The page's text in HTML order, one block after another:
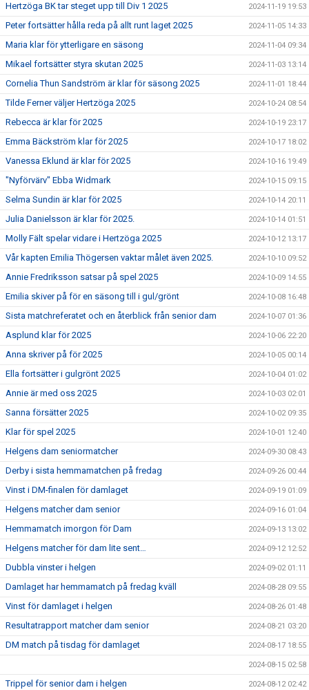
Hertzöga BK tar steget upp till Div 1 2025 2024-11-19 19:53
Peter fortsätter hålla reda på allt runt laget 2025 2024-11-05 14:33
Maria klar för ytterligare en säsong 2024-11-04 09:34
Mikael fortsätter styra skutan 2025 2024-11-03 13:14
Cornelia Thun Sandström är klar för säsong 2025 2024-11-01 18:44
Tilde Ferner väljer Hertzöga 2025 2024-10-24 08:54
Rebecca är klar för 2025 2024-10-19 23:17
Emma Bäckström klar för 2025 2024-10-17 18:02
Vanessa Eklund är klar för 2025 2024-10-16 19:49
"Nyförvärv" Ebba Widmark 2024-10-15 09:15
Selma Sundin är klar för 2025 2024-10-14 20:11
Julia Danielsson är klar för 2025. 2024-10-14 01:51
Molly Fält spelar vidare i Hertzöga 2025 2024-10-12 13:17
Vår kapten Emilia Thögersen vaktar målet även 2025. 2024-10-10 09:52
Annie Fredriksson satsar på spel 2025 2024-10-09 14:55
Emilia skiver på för en säsong till i gul/grönt 2024-10-08 16:48
Sista matchreferatet och en återblick från senior dam 2024-10-07 01:36
Asplund klar för 2025 2024-10-06 22:20
Anna skriver på för 2025 2024-10-05 00:14
Ella fortsätter i gulgrönt 2025 2024-10-04 01:02
Annie är med oss 2025 2024-10-03 02:01
Sanna försätter 2025 2024-10-02 09:35
Klar för spel 2025 2024-10-01 12:40
Helgens dam seniormatcher 2024-09-30 08:43
Derby i sista hemmamatchen på fredag 2024-09-26 00:44
Vinst i DM-finalen för damlaget 2024-09-19 01:09
Helgens matcher dam senior 2024-09-16 01:04
Hemmamatch imorgon för Dam 2024-09-13 13:02
Helgens matcher för dam lite sent… 2024-09-12 12:52
Dubbla vinster i helgen 2024-09-02 01:11
Damlaget har hemmamatch på fredag kväll 2024-08-28 09:55
Vinst för damlaget i helgen 2024-08-26 01:48
Resultatrapport matcher dam senior 2024-08-21 03:20
DM match på tisdag för damlaget 2024-08-17 18:55
2024-08-15 02:58
Trippel för senior dam i helgen 2024-08-12 02:42